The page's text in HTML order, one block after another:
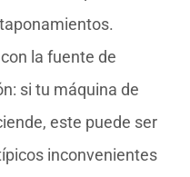
la fuente de
si tu máquina de
este puede ser
inconvenientes